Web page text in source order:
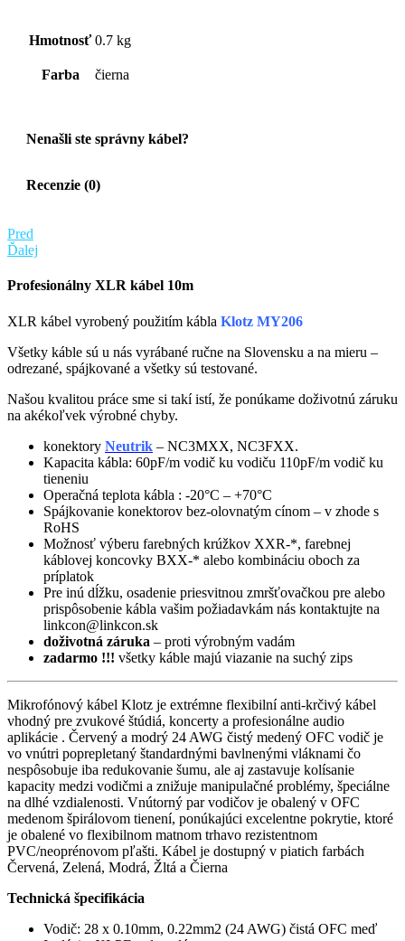
Hmotnosť 0.7 kg
Farba čierna
Nenašli ste správny kábel?
Recenzie (0)
Pred
Ďalej
Profesionálny XLR kábel 10m
XLR kábel vyrobený použitím kábla Klotz MY206
Všetky káble sú u nás vyrábané ručne na Slovensku a na mieru –
odrezané, spájkované a všetky sú testované.
Našou kvalitou práce sme si takí istí, že ponúkame doživotnú záruku
na akékoľvek výrobné chyby.
konektory Neutrik – NC3MXX, NC3FXX.
Kapacita kábla: 60pF/m vodič ku vodiču 110pF/m vodič ku
tieneniu
Operačná teplota kábla : -20°C – +70°C
Spájkovanie konektorov bez-olovnatým cínom – v zhode s
RoHS
Možnosť výberu farebných krúžkov XXR-*, farebnej
káblovej koncovky BXX-* alebo kombináciu oboch za
príplatok
Pre inú dĺžku, osadenie priesvitnou zmršťovačkou pre alebo
prispôsobenie kábla vašim požiadavkám nás kontaktujte na
linkcon@linkcon.sk
doživotná záruka – proti výrobným vadám
zadarmo !!! všetky káble majú viazanie na suchý zips
Mikrofónový kábel Klotz je extrémne flexibilní anti-krčivý kábel
vhodný pre zvukové štúdiá, koncerty a profesionálne audio
aplikácie . Červený a modrý 24 AWG čistý medený OFC vodič je
vo vnútri poprepletaný štandardnými bavlnenými vláknami čo
nespôsobuje iba redukovanie šumu, ale aj zastavuje kolísanie
kapacity medzi vodičmi a znižuje manipulačné problémy, špeciálne
na dlhé vzdialenosti. Vnútorný par vodičov je obalený v OFC
medenom špirálovom tienení, ponúkajúci excelentne pokrytie, ktoré
je obalené vo flexibilnom matnom trhavo rezistentnom
PVC/neoprénovom pľašti. Kábel je dostupný v piatich farbách
Červená, Zelená, Modrá, Žltá a Čierna
Technická špecifikácia
Vodič: 28 x 0.10mm, 0.22mm2 (24 AWG) čistá OFC meď